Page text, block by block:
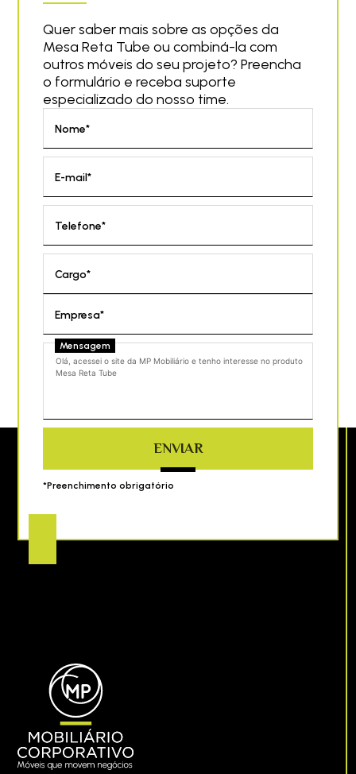
Quer saber mais sobre as opções da
Mesa Reta Tube ou combiná-la com
outros móveis do seu projeto? Preencha
o formulário e receba suporte
especializado do nosso time.
Nome*
E-mail*
Telefone*
Cargo*
Empresa*
Mensagem
ENVIAR
*Preenchimento obrigatório